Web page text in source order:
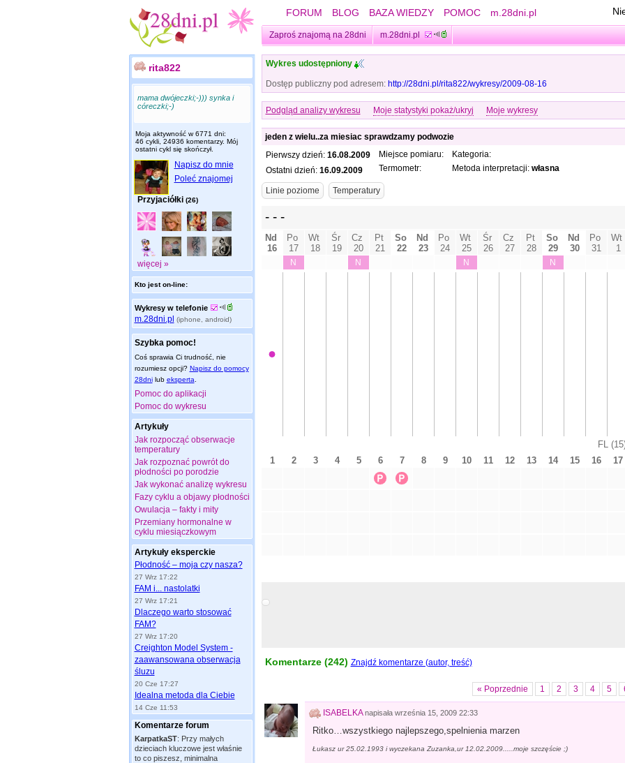
FORUM BLOG BAZA WIEDZY POMOC m.28dni.pl
Zaproś znajomą na 28dni m.28dni.pl
rita822
mama dwójeczki;-))) synka i
córeczki;-)
Moja aktywność w 6771 dni:
46 cykli, 24936 komentarzy. Mój
ostatni cykl się skończył.
Napisz do mnie
Poleć znajomej
Przyjaciółki (26)
więcej »
Kto jest on-line:
Wykresy w telefonie
m.28dni.pl (iphone, android)
Szybka pomoc!
Coś sprawia Ci trudność, nie
rozumiesz opcji? Napisz do pomocy
28dnilub eksperta
Pomoc do aplikacji
Pomoc do wykresu
Artykuły
Jak rozpocząć obserwacje
temperatury
Jak rozpoznać powrót do
płodności po porodzie
Jak wykonać analizę wykresu
Fazy cyklu a objawy płodności
Owulacja – fakty i mity
Przemiany hormonalne w
cyklu miesiączkowym
Artykuły eksperckie
Płodność – moja czy nasza?
27 Wrz 17:22
FAM i... nastolatki
27 Wrz 17:21
Dlaczego warto stosować
FAM?
27 Wrz 17:20
Creighton Model System -
zaawansowana obserwacja
śluzu
20 Cze 17:27
Idealna metoda dla Ciebie
14 Cze 11:53
Komentarze forum
KarpatkaST: Przy małych
dzieciach kluczowe jest właśnie
to co piszesz, minimalna
Wykres udostępniony
Dostęp publiczny pod adresem: http://28dni.pl/rita822/wykresy/2009-08-16
Podgląd analizy wykresu Moje statystyki pokaż/ukryj Moje wykresy
jeden z wielu..za miesiac sprawdzamy podwozie
Pierwszy dzień: 16.08.2009
Ostatni dzień: 16.09.2009
Miejsce pomiaru:
Termometr:
Kategoria:
Metoda interpretacji: własna
Komentarze (242) Znajdź komentarze (autor, treść)
« Poprzednie 1 2 3 4 5
ISABELKA napisała września 15, 2009 22:33
Ritko…wszystkiego najlepszego,spelnienia marzen
Łukasz ur 25.02.1993 i wyczekana Zuzanka,ur 12.02.2009.....moje szczęście ;)